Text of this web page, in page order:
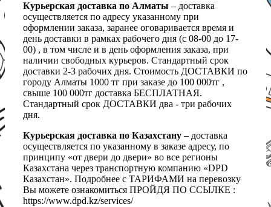
Курьерская доставка по Алматы – доставка
осуществляется по адресу указанному при
оформлении заказа, заранее оговаривается время и
день доставки в рамках рабочего дня (с 08-00 до 17-
00) , в том числе и в день оформления заказа, при
наличии свободных курьеров. Стандартный срок
доставки 2-3 рабочих дня. Стоимость ДОСТАВКИ по
городу Алматы 1000 тг при заказе до 100 000тг ,
свыше 100 000тг доставка БЕСПЛАТНАЯ.
Стандартный срок ДОСТАВКИ два - три рабочих
дня.
Курьерская доставка по Казахстану – доставка
осуществляется по указанному в заказе адресу, по
принципу «от двери до двери» во все регионы
Казахстана через транспортную компанию «DPD
Казахстан». Подробнее с ТАРИФАМИ на перевозку
Вы можете ознакомиться ПРОЙДЯ ПО ССЫЛКЕ :
https://www.dpd.kz/services/